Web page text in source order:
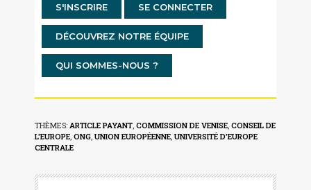
S'INSCRIRE SE CONNECTER
DÉCOUVREZ NOTRE ÉQUIPE
QUI SOMMES-NOUS ?
THÈMES: ARTICLE PAYANT COMMISSION DE VENISE CONSEIL DE
L'EUROPE ONG ,UNION EUROPÉENNE ,UNIVERSITÉ D'EUROPE
CENTRALE